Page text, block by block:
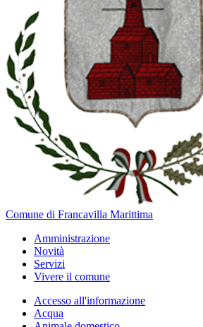
Comune di Francavilla Marittima
Amministrazione
Novità
Servizi
Vivere il comune
Accesso all'informazione
Acqua